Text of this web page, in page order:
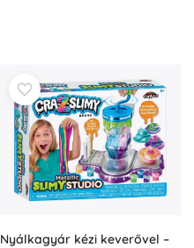
Nyálkagyár kézi keverővel –